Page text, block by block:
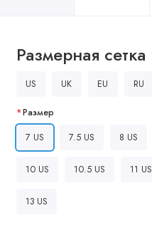
Размерная сетка
US UK EU RU
Размер
7 US
7.5 US 8 US
10 US 10.5 US 11 US
13 US